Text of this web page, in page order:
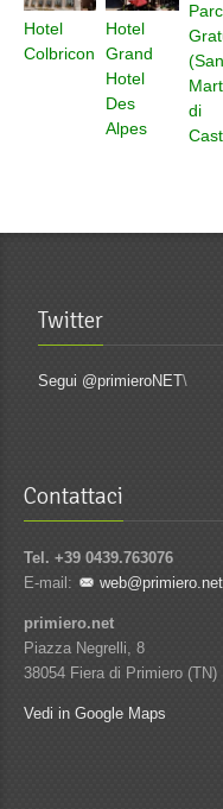
Hotel
Colbricon
Hotel
Grand
Hotel
Des
Alpes
(San
di
Twitter
Segui @primieroNET\
Contattaci
Tel. +39 0439.763076
E-mail:
web@primiero.net
primiero.net
Piazza Negrelli, 8
38054 Fiera di Primiero (TN)
Vedi in Google Maps